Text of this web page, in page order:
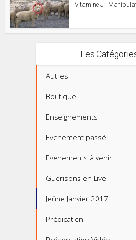
Vitamine J |
Les
Autres
Boutique
Enseignements
Evenement passé
Evenements à venir
Guérisons en Live
Jeûne Janvier 2017
Prédication